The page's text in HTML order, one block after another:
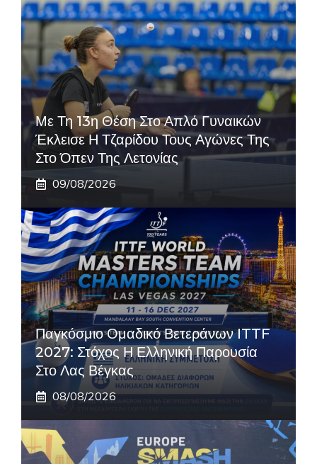
Με Τη 13η Θέση Στο Απλό Γυναικών
Έκλεισε Η Τζαρίδου Τους Αγώνες Της
Στο Όπεν Της Λετονίας
09/08/2026
Παγκόσμιο Ομαδικό Βετεράνων ITTF
2027: Στόχος Η Ελληνική Παρουσία
Στο Λας Βέγκας
08/08/2026